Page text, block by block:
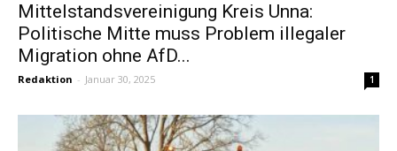
Mittelstandsvereinigung Kreis Unna:
Politische Mitte muss Problem illegaler
Migration ohne AfD...
Redaktion - Januar 30, 2025 1